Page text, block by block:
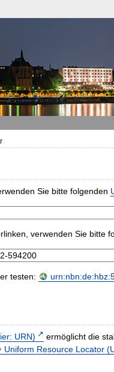
Sie bitte folgenden
verwenden Sie bitte
testen:
URN)
ermöglicht die
Uniform Resource Locator